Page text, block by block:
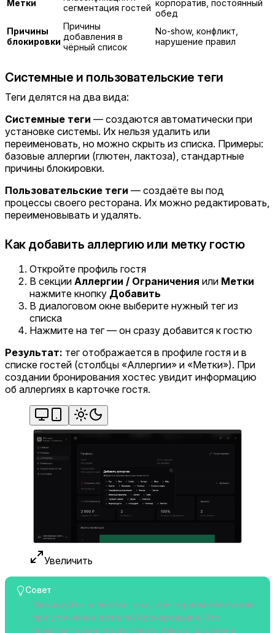
Метки
сегментация гостей корпоратив, постоянный
обед
Причины
блокировки
Причины
добавления в
чёрный список
No-show, конфликт,
нарушение правил
Системные и пользовательские теги
Теги делятся на два вида:
Системные теги — создаются автоматически при
установке системы. Их нельзя удалить или
переименовать, но можно скрыть из списка. Примеры:
базовые аллергии (глютен, лактоза), стандартные
причины блокировки.
Пользовательские теги — создаёте вы под
процессы своего ресторана. Их можно редактировать,
переименовывать и удалять.
Как добавить аллергию или метку гостю
Откройте профиль гостя
В секции Аллергии / Ограничения или Метки
нажмите кнопку Добавить
В диалоговом окне выберите нужный тег из
списка
Нажмите на тег — он сразу добавится к гостю
Результат: тег отображается в профиле гостя и в
списке гостей (столбцы «Аллергии» и «Метки»). При
создании бронирования хостес увидит информацию
об аллергиях в карточке гостя.
Увеличить
Совет
Фиксируйте аллергии сразу при первом визите или
при уточнении деталей бронирования. Это
помогает кухне подготовить блюдо заранее и